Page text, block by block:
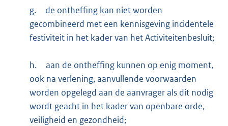
g.
de ontheffing kan niet worden
gecombineerd met een kennisgeving incidentele
festiviteit in het kader van het Activiteitenbesluit;
h.
aan de ontheffing kunnen op enig moment,
ook na verlening, aanvullende voorwaarden
worden opgelegd aan de aanvrager als dit nodig
wordt geacht in het kader van openbare orde,
veiligheid en gezondheid;